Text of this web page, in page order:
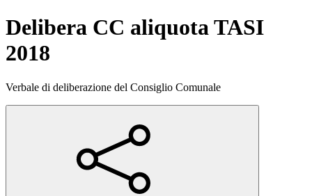
Delibera CC aliquota TASI
2018
Verbale di deliberazione del Consiglio Comunale